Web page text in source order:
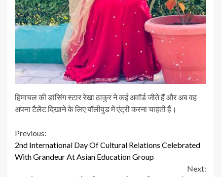
हिमाचल की डांसिंग स्टार रेखा ठाकुर ने कई अवॉर्ड जीते हैं और अब वह
अपना टैलेंट दिखाने के लिए बॉलीवुड में एंट्री करना चाहती हैं।
Continue
Reading
Previous:
2nd International Day Of Cultural Relations Celebrated
With Grandeur At Asian Education Group
Next: